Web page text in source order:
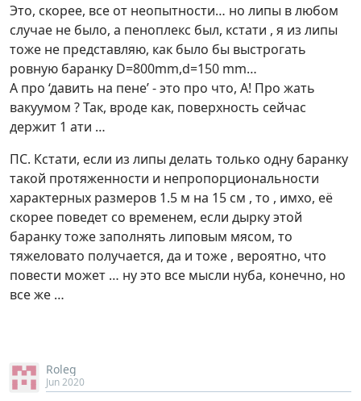
Это, скорее, все от неопытности… но липы в любом
случае не было, а пеноплекс был, кстати , я из липы
тоже не представляю, как было бы выстрогать
ровную баранку D=800mm,d=150 mm…
А про ‘давить на пене’ - это про что, А! Про жать
вакуумом ? Так, вроде как, поверхность сейчас
держит 1 ати …
ПС. Кстати, если из липы делать только одну баранку
такой протяженности и непропорциональности
характерных размеров 1.5 м на 15 см , то , имхо, её
скорее поведет со временем, если дырку этой
баранку тоже заполнять липовым мясом, то
тяжеловато получается, да и тоже , вероятно, что
повести может … ну это все мысли нуба, конечно, но
все же …
Roleg
Jun 2020